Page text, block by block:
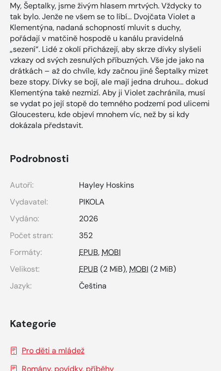
My, Šeptalky, jsme živým hlasem mrtvých. Vždycky to
tak bylo. Jenže ne všem se to líbí… Dvojčata Violet a
Klementýna, nadaná schopností mluvit s duchy,
pořádají v matčině hospodě u kanálu pravidelná
„sezení“. Lidé z okolí přicházejí, aby skrze dívky slyšeli
vzkazy od svých zesnulých příbuzných. Vše jde jako na
drátkách – až do chvíle, kdy začnou jiné Šeptalky mizet
beze stopy. Dívky se bojí, ale mají jedna druhou… dokud
Klementýna také nezmizí. Aby ji Violet zachránila, musí
se vydat po její stopě do temného podzemí pod ulicemi
Gloucesteru, kde objeví mnohem víc, než by si kdy
dokázala představit.
Podrobnosti
Autoři:
Hayley Hoskins
Vydavatel:
PIKOLA
Vydáno:
2026
Počet stran:
352
Formáty:
EPUB,MOBI
Velikost:
EPUB (2 MiB),MOBI (2 MiB)
Jazyk:
Čeština
Kategorie
Pro děti a mládež
Romány, povídky, příběhy